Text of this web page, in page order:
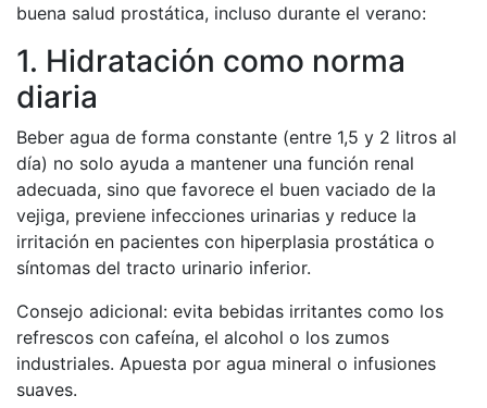
buena salud prostática, incluso durante el verano:
1. Hidratación como norma
diaria
Beber agua de forma constante (entre 1,5 y 2 litros al
día) no solo ayuda a mantener una función renal
adecuada, sino que favorece el buen vaciado de la
vejiga, previene infecciones urinarias y reduce la
irritación en pacientes con hiperplasia prostática o
síntomas del tracto urinario inferior.
Consejo adicional: evita bebidas irritantes como los
refrescos con cafeína, el alcohol o los zumos
industriales. Apuesta por agua mineral o infusiones
suaves.